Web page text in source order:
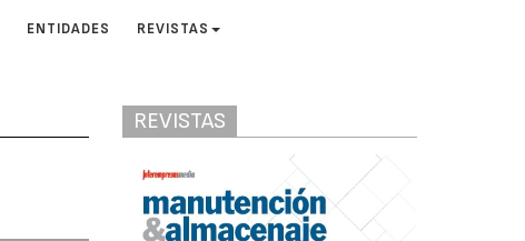
ENTIDADES REVISTAS
REVISTAS